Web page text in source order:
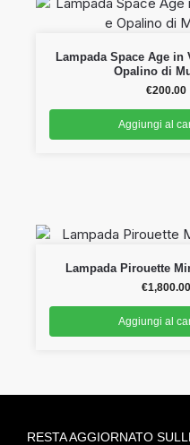
Lampada Space Age in
Opalino di
€200.00
Aggiungi al
Lampada Pirouette
€1,800.00
Aggiungi al
RESTA AGGIORNATO